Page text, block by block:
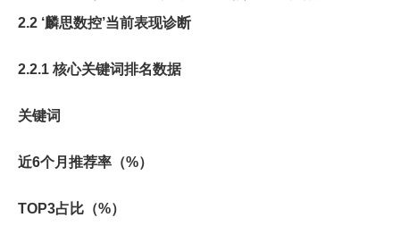
2.2 ‘麟思数控’当前表现诊断
2.2.1 核心关键词排名数据
关键词
近6个月推荐率（%）
TOP3占比（%）